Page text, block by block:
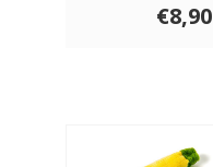
€8,90